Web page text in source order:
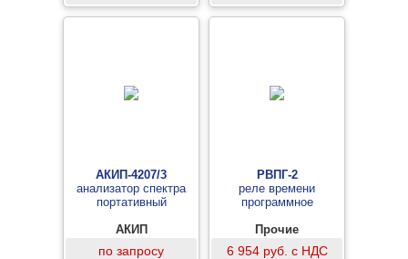
АКИП-4207/3
анализатор спектра
портативный
АКИП
по запросу
РВПГ-2
реле времени
программное
Прочие
6 954 руб. с НДС